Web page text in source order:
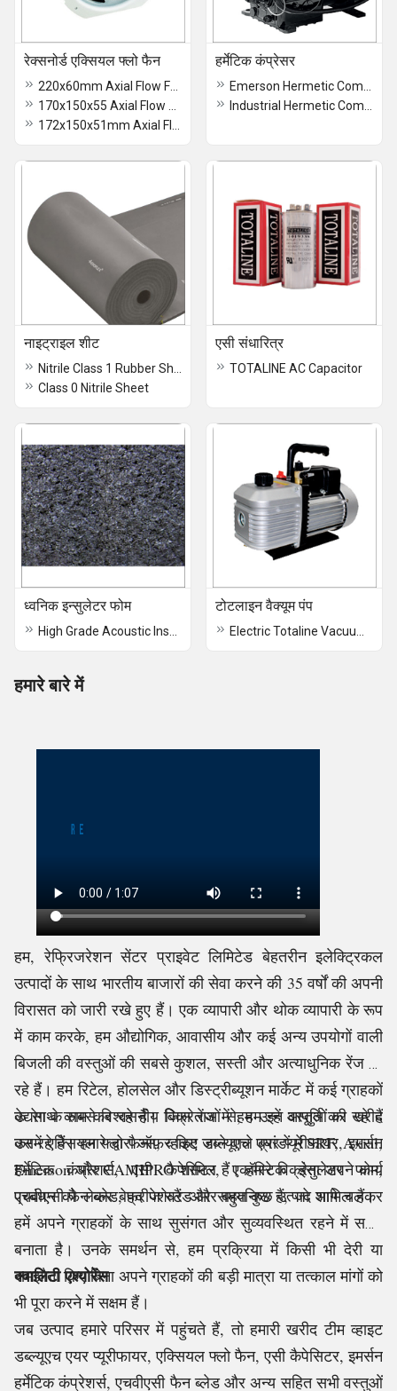
रेक्सनोर्ड एक्सियल फ्लो फैन हर्मेटिक कंप्रेसर
नाइट्राइल शीट
Class 0 Nitrile Sheet
एसी संधारित्र
TOTALINE AC Capacitor
ध्वनिक इन्सुलेटर फोम टोटलाइन वैक्यूम पंप
हमारे बारे में
हम, रेफ्रिजरेशन सेंटर प्राइवेट लिमिटेड बेहतरीन इलेक्ट्रिकल
उत्पादों के साथ भारतीय बाजारों की सेवा करने की 35 वर्षों की अपनी
विरासत को जारी रखे हुए हैं। एक व्यापारी और थोक व्यापारी के रूप
में काम करके, हम औद्योगिक, आवासीय और कई अन्य उपयोगों वाली
बिजली की वस्तुओं की सबसे कुशल, सस्ती और अत्याधुनिक रेंज ला
रहे हैं। हम रिटेल, होलसेल और डिस्ट्रीब्यूशन मार्केट में कई ग्राहकों
के साथ काम कर रहे हैं। जिस रेंज में हम उन्हें आपूर्ति कर रहे हैं
उसमें एक्सियल फ्लो फैन्स, व्हाइट डब्ल्यूएच एयर प्यूरीफायर, इमर्सन
हर्मेटिक कंप्रेशर्स, एसी कैपेसिटर, एकॉस्टिक इंसुलेटर फोम,
एचवीएसी फैन ब्लेड, फ्रीज स्टैंड और बहुत कुछ उत्पाद शामिल हैं।
उद्योग के सबसे विश्वसनीय विक्रेताओं से, हम इन वस्तुओं की खरीद
कर रहे हैं। हमारे द्वारा ऑफ़र किए जाने वाले ब्रांडों में SRF, Axial,
Emerson और CAMIPRO शामिल हैं। हमारे विक्रेता अपने कार्य
प्रबंधन को लेकर बेहद पेशेवर और समयनिष्ठ हैं, जो आगे चलकर
हमें अपने ग्राहकों के साथ सुसंगत और सुव्यवस्थित रहने में सक्षम
बनाता है। उनके समर्थन से, हम प्रक्रिया में किसी भी देरी या
समझौता किए बिना अपने ग्राहकों की बड़ी मात्रा या तत्काल मांगों को
भी पूरा करने में सक्षम हैं।
क्वालिटी एश्योरेंस
जब उत्पाद हमारे परिसर में पहुंचते हैं, तो हमारी खरीद टीम व्हाइट
डब्ल्यूएच एयर प्यूरीफायर, एक्सियल फ्लो फैन, एसी कैपेसिटर, इमर्सन
हर्मेटिक कंप्रेशर्स, एचवीएसी फैन ब्लेड और अन्य सहित सभी वस्तुओं